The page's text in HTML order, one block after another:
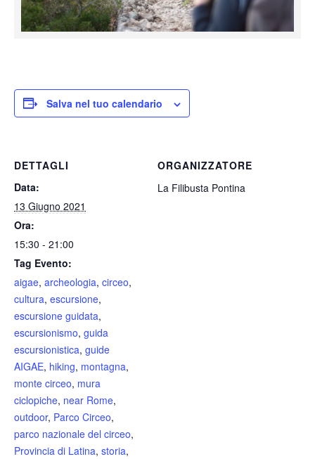
Salva nel tuo calendario
DETTAGLI
Data:
13 Giugno 2021
Ora:
15:30 - 21:00
Tag Evento:
aigae, archeologia, circeo,
cultura, escursione,
escursione guidata,
escursionismo, guida
escursionistica, guide
AIGAE, hiking, montagna,
monte circeo, mura
ciclopiche, near Rome,
outdoor, Parco Circeo,
parco nazionale del circeo,
Provincia di Latina, storia,
ORGANIZZATORE
La Filibusta Pontina